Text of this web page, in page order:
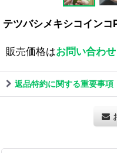
テツバシメキシコイン
販売価格はお問い合わせ
返品特約に関する重要事項